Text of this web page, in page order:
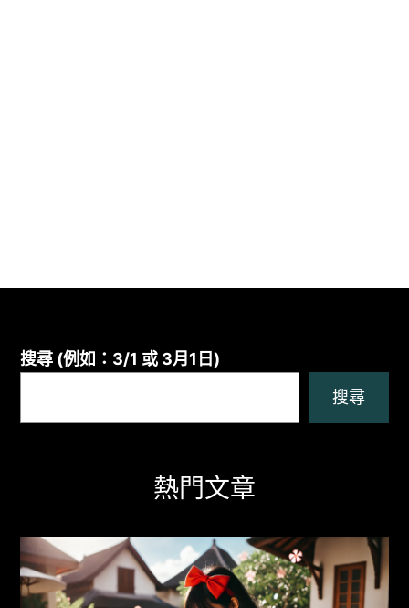
搜尋 (例如：3/1 或 3月1日)
搜尋
熱門文章